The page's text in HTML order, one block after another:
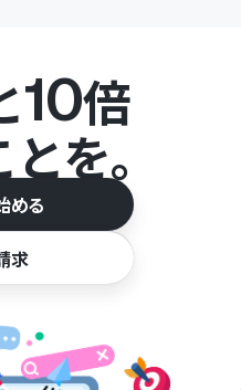
10倍
を。
める
求